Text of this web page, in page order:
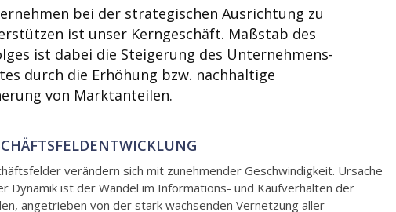
bei der strategischen Ausrichtung zu
ist unser Kerngeschäft. Maßstab des
ist dabei die Steigerung des Unternehmens-
durch die Erhöhung bzw. nachhaltige
von Marktanteilen.
verändern sich mit zunehmender Geschwindigkeit. Ursache
Dynamik ist der Wandel im Informations- und Kaufverhalten der
angetrieben von der stark wachsenden Vernetzung aller